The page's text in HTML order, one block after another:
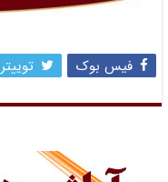
فیس بوک توییتر